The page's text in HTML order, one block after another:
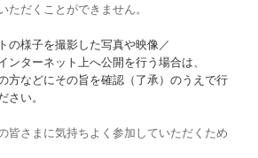
ただくことができません。
の様子を撮影した写真や映像／
ンターネット上へ公開を行う場合は、
方などにその旨を確認（了承）のうえで行
さい。
皆さまに気持ちよく参加していただくため